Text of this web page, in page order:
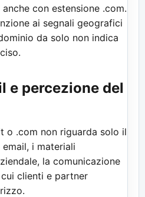
con estensione .com.
ai segnali geografici
da solo non indica
e percezione del
o .com non riguarda solo il
i materiali
la comunicazione
clienti e partner